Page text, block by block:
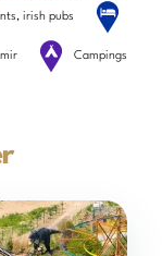
irish pubs
Campings